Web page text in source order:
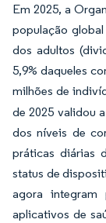
Em 2025, a
população
dos adultos
5,9% daqueles
milhões de
de 2025 validou
dos níveis de
práticas diárias
status de
agora integram
aplicativos de